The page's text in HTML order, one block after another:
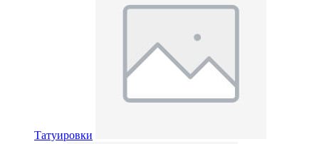
Татуировки